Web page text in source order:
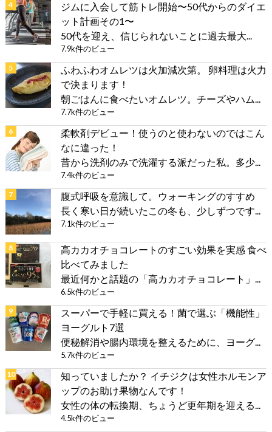
ジムに入会して筋トレ開始〜50代からのダイエ
ット計画その1〜
50代を迎え、信じられないことに過去最大...
7.9k件のビュー
ふわふわオムレツは火加減次第。 卵料理は火力
で決まります！
朝ごはんに食べたいオムレツ。チーズやハム...
7.7k件のビュー
柔軟剤デビュー！使うのと使わないのではこん
なに違った！
昔から洗剤のみで洗濯する派だった私。多少...
7.4k件のビュー
腹式呼吸を意識して。ウォーキングのすすめ
長く寒い日が続いたこの冬も、少しずつです...
7.1k件のビュー
高カカオチョコレートのすごい効果を実感 食べ
比べてみました
最近何かと話題の「高カカオチョコレート」...
6.5k件のビュー
スーパーで手軽に買える！菌で選ぶ「機能性」
ヨーグルト7選
便秘解消や腸内環境を整えるために、ヨーグ...
5.7k件のビュー
知っていましたか？ イチジクは女性ホルモンア
ップのお助け果物なんです！
女性の体の転換期、ちょうど更年期を迎える...
4.5k件のビュー